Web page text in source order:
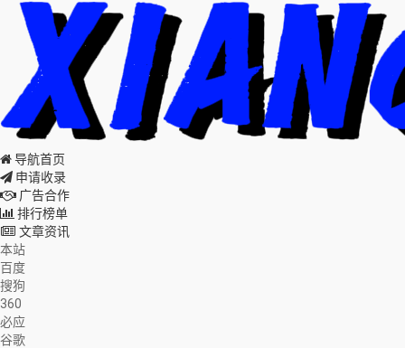
导航首页
申请收录
广告合作
排行榜单
文章资讯
本站
百度
搜狗
360
必应
谷歌